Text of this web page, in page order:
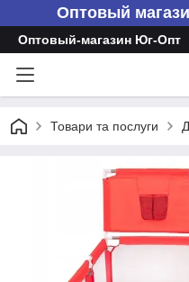
Оптовый
Оптовый-магазин Юг-Опт
Товари та послуги